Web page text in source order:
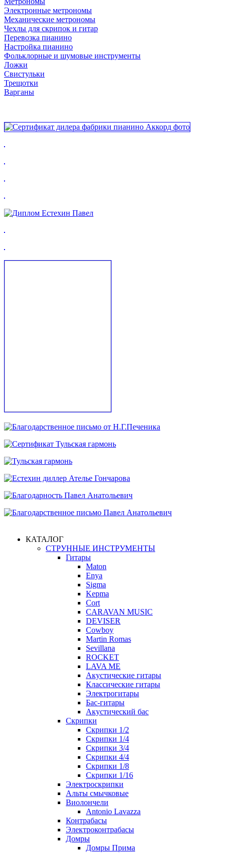
Электронные метрономы
Механические метрономы
Чехлы для скрипок и гитар
Перевозка пианино
Настройка пианино
Фольклорные и шумовые инструменты
Ложки
Свистульки
Трещотки
Варганы
КАТАЛОГ
СТРУННЫЕ ИНСТРУМЕНТЫ
Гитары
Maton
Enya
Sigma
Kepma
Cort
CARAVAN MUSIC
DEVISER
Cowboy
Martin Romas
Sevillana
ROCKET
LAVA ME
Акустические гитары
Классические гитары
Электрогитары
Бас-гитары
Акустический бас
Скрипки
Скрипки 1/2
Скрипки 1/4
Скрипки 3/4
Скрипки 4/4
Скрипки 1/8
Скрипки 1/16
Электроскрипки
Альты смычковые
Виолончели
Antonio Lavazza
Контрабасы
Электроконтрабасы
Домры
Домры Прима